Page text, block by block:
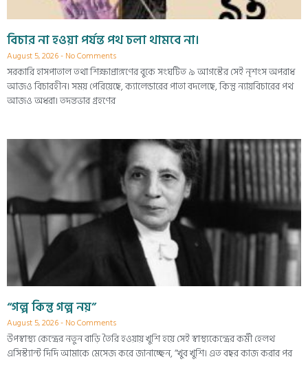
বিচার না হওয়া পর্যন্ত পথ চলা থামবে না।
August 5, 2026 No Comments
সরকারি হাসপাতাল তথা শিক্ষাপ্রাঙ্গণের বুকে সংঘটিত ৯ আগস্টের সেই নৃশংস অপরাধ
আজও বিচারহীন। সময় পেরিয়েছে, ক্যালেন্ডারের পাতা বদলেছে, কিন্তু ন্যায়বিচারের পথ
আজও অধরা। তদন্তভার গ্রহণের
“গল্প কিন্তু গল্প নয়”
August 5, 2026 No Comments
উপস্বাস্থ্য কেন্দ্রের নতুন বাড়ি তৈরি হওয়ায় খুশি হয়ে সেই স্বাস্থ্যকেন্দ্রের কর্মী হেলথ
এসিস্ট্যান্ট দিদি আমাকে মেসেজ করে জানাচ্ছেন, “খুব খুশি। এত বছর কাজ করার পর